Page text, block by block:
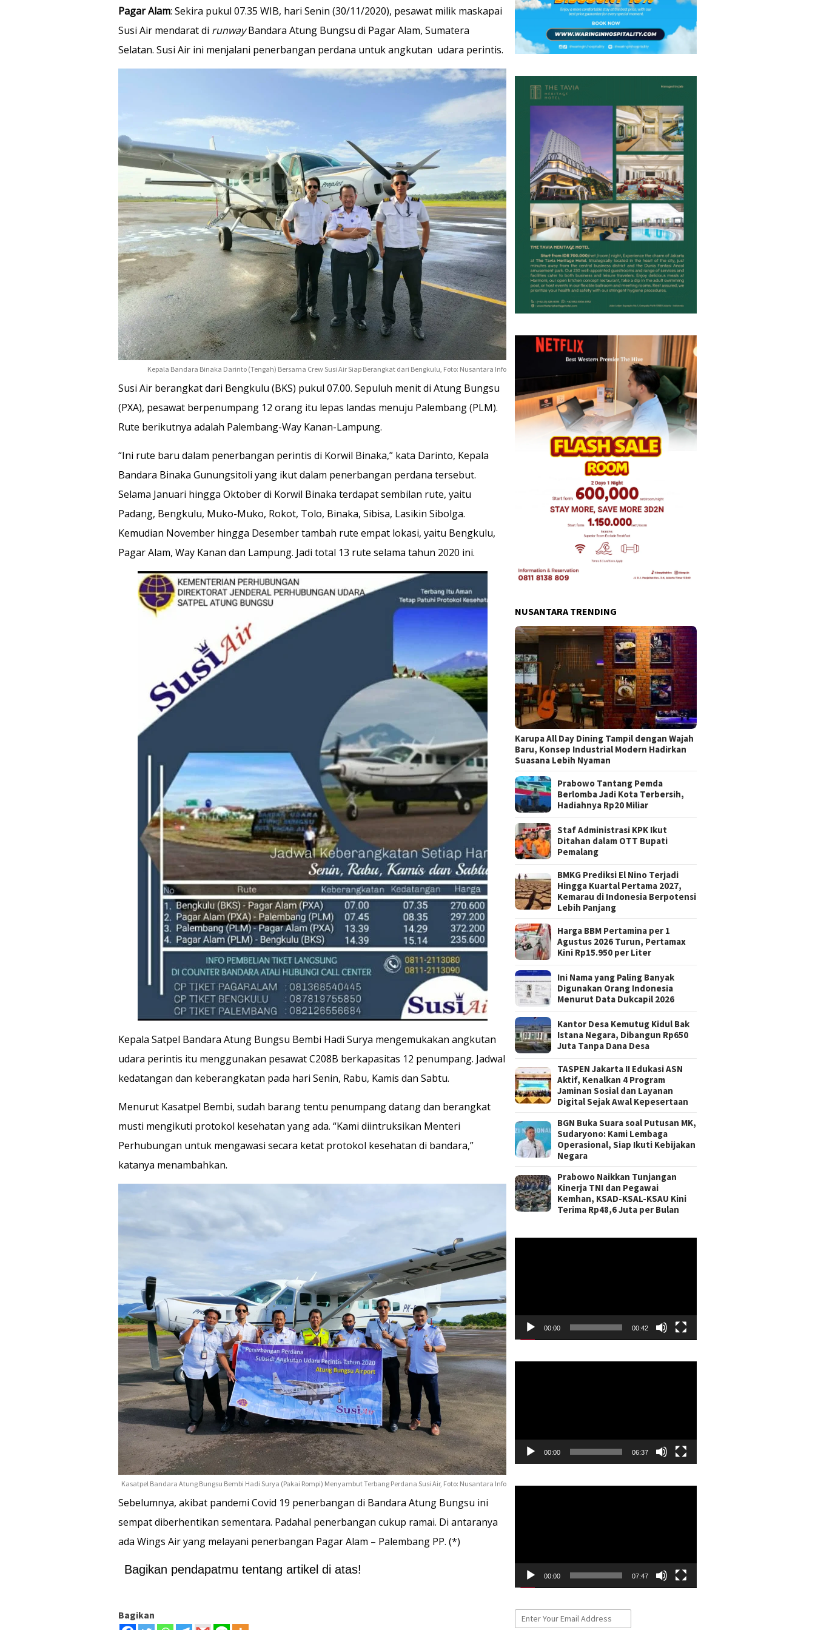
Pagar Alam: Sekira pukul 07.35 WIB, hari Senin (30/11/2020), pesawat milik maskapai
Susi Air mendarat di runwayBandara Atung Bungsu di Pagar Alam, Sumatera
Selatan. Susi Air ini menjalani penerbangan perdana untuk angkutan udara perintis.
Kepala Bandara Binaka Darinto (Tengah) Bersama Crew Susi Air Siap Berangkat dari Bengkulu, Foto: Nusantara Info
Susi Air berangkat dari Bengkulu (BKS) pukul 07.00. Sepuluh menit di Atung Bungsu
(PXA), pesawat berpenumpang 12 orang itu lepas landas menuju Palembang (PLM).
Rute berikutnya adalah Palembang-Way Kanan-Lampung.
“Ini rute baru dalam penerbangan perintis di Korwil Binaka,” kata Darinto, Kepala
Bandara Binaka Gunungsitoli yang ikut dalam penerbangan perdana tersebut.
Selama Januari hingga Oktober di Korwil Binaka terdapat sembilan rute, yaitu
Padang, Bengkulu, Muko-Muko, Rokot, Tolo, Binaka, Sibisa, Lasikin Sibolga.
Kemudian November hingga Desember tambah rute empat lokasi, yaitu Bengkulu,
Pagar Alam, Way Kanan dan Lampung. Jadi total 13 rute selama tahun 2020 ini.
Kepala Satpel Bandara Atung Bungsu Bembi Hadi Surya mengemukakan angkutan
udara perintis itu menggunakan pesawat C208B berkapasitas 12 penumpang. Jadwal
kedatangan dan keberangkatan pada hari Senin, Rabu, Kamis dan Sabtu.
Menurut Kasatpel Bembi, sudah barang tentu penumpang datang dan berangkat
musti mengikuti protokol kesehatan yang ada. “Kami diintruksikan Menteri
Perhubungan untuk mengawasi secara ketat protokol kesehatan di bandara,”
katanya menambahkan.
Kasatpel Bandara Atung Bungsu Bembi Hadi Surya (Pakai Rompi) Menyambut Terbang Perdana Susi Air, Foto: Nusantara Info
Sebelumnya, akibat pandemi Covid 19 penerbangan di Bandara Atung Bungsu ini
sempat diberhentikan sementara. Padahal penerbangan cukup ramai. Di antaranya
ada Wings Air yang melayani penerbangan Pagar Alam – Palembang PP. (*)
Bagikan pendapatmu tentang artikel di atas!
Bagikan
NUSANTARA TRENDING
Karupa All Day Dining Tampil dengan Wajah
Baru, Konsep Industrial Modern Hadirkan
Suasana Lebih Nyaman
Prabowo Tantang Pemda
Berlomba Jadi Kota Terbersih,
Hadiahnya Rp20 Miliar
Staf Administrasi KPK Ikut
Ditahan dalam OTT Bupati
Pemalang
BMKG Prediksi El Nino Terjadi
Hingga Kuartal Pertama 2027,
Kemarau di Indonesia Berpotensi
Lebih Panjang
Harga BBM Pertamina per 1
Agustus 2026 Turun, Pertamax
Kini Rp15.950 per Liter
Ini Nama yang Paling Banyak
Digunakan Orang Indonesia
Menurut Data Dukcapil 2026
Kantor Desa Kemutug Kidul Bak
Istana Negara, Dibangun Rp650
Juta Tanpa Dana Desa
TASPEN Jakarta II Edukasi ASN
Aktif, Kenalkan 4 Program
Jaminan Sosial dan Layanan
Digital Sejak Awal Kepesertaan
BGN Buka Suara soal Putusan MK,
Sudaryono: Kami Lembaga
Operasional, Siap Ikuti Kebijakan
Negara
Prabowo Naikkan Tunjangan
Kinerja TNI dan Pegawai
Kemhan, KSAD-KSAL-KSAU Kini
Terima Rp48,6 Juta per Bulan
00:00 00:42
00:00 06:37
00:00 07:47